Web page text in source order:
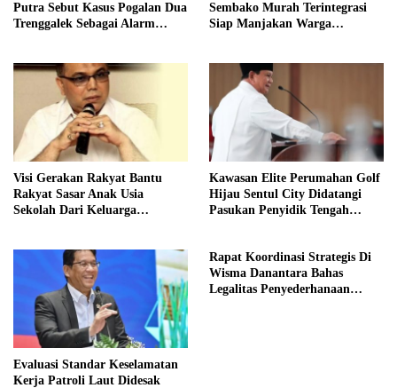
Putra Sebut Kasus Pogalan Dua
Trenggalek Sebagai Alarm
Sembako Murah Terintegrasi
Siap Manjakan Warga
Visi Gerakan Rakyat Bantu
Rakyat Sasar Anak Usia
Sekolah Dari Keluarga
Kawasan Elite Perumahan Golf
Hijau Sentul City Didatangi
Pasukan Penyidik Tengah
Evaluasi Standar Keselamatan
Kerja Patroli Laut Didesak
Rapat Koordinasi Strategis Di
Wisma Danantara Bahas
Legalitas Penyederhanaan